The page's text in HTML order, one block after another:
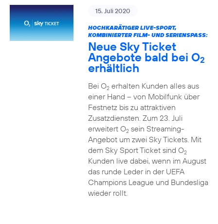
15. Juli 2020
HOCHKARÄTIGER LIVE-SPORT,
KOMBINIERTER FILM- UND SERIENSPASS:
Neue Sky Ticket
Angebote bald bei O2
erhältlich
Bei O2erhalten Kunden alles aus
einer Hand – von Mobilfunk über
Festnetz bis zu attraktiven
Zusatzdiensten. Zum 23. Juli
erweitert O2sein Streaming-
Angebot um zwei Sky Tickets. Mit
dem Sky Sport Ticket sind O2
Kunden live dabei, wenn im August
das runde Leder in der UEFA
Champions League und Bundesliga
wieder rollt.